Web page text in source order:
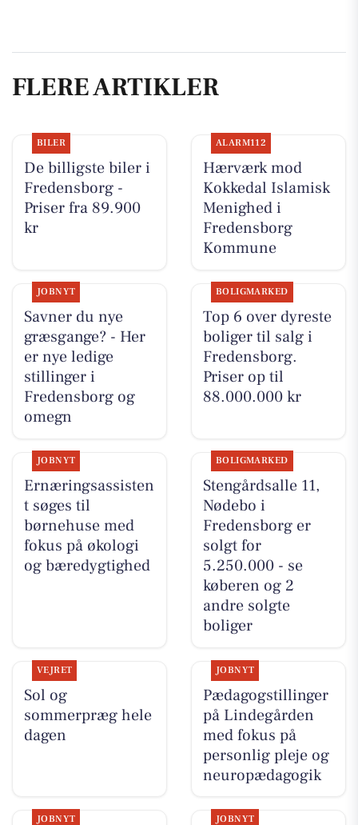
FLERE ARTIKLER
BILER
De billigste biler i
Fredensborg -
Priser fra 89.900
kr
ALARM112
Hærværk mod
Kokkedal Islamisk
Menighed i
Fredensborg
Kommune
JOBNYT
Savner du nye
græsgange? - Her
er nye ledige
stillinger i
Fredensborg og
omegn
BOLIGMARKED
Top 6 over dyreste
boliger til salg i
Fredensborg.
Priser op til
88.000.000 kr
JOBNYT
Ernæringsassisten
t søges til
børnehuse med
fokus på økologi
og bæredygtighed
BOLIGMARKED
Stengårdsalle 11,
Nødebo i
Fredensborg er
solgt for
5.250.000 - se
køberen og 2
andre solgte
boliger
VEJRET
Sol og
sommerpræg hele
dagen
JOBNYT
Pædagogstillinger
på Lindegården
med fokus på
personlig pleje og
neuropædagogik
JOBNYT JOBNYT